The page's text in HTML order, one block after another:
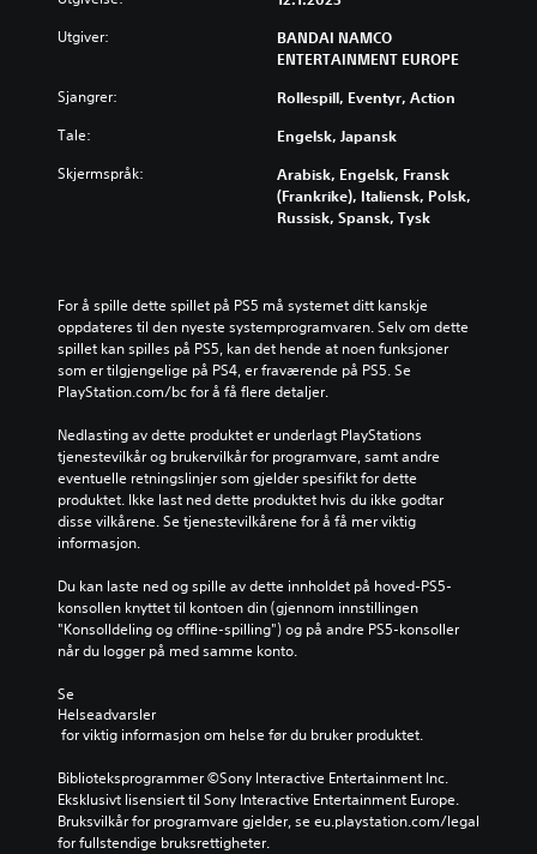
Utgiver:
BANDAI NAMCO
ENTERTAINMENT EUROPE
Sjangrer: Rollespill, Eventyr, Action
Tale: Engelsk, Japansk
Skjermspråk:
Arabisk, Engelsk, Fransk
(Frankrike), Italiensk, Polsk,
Russisk, Spansk, Tysk
For å spille dette spillet på PS5 må systemet ditt kanskje
oppdateres til den nyeste systemprogramvaren. Selv om dette
spillet kan spilles på PS5, kan det hende at noen funksjoner
som er tilgjengelige på PS4, er fraværende på PS5. Se
PlayStation.com/bc for å få flere detaljer.
Nedlasting av dette produktet er underlagt PlayStations
tjenestevilkår og brukervilkår for programvare, samt andre
eventuelle retningslinjer som gjelder spesifikt for dette
produktet. Ikke last ned dette produktet hvis du ikke godtar
disse vilkårene. Se tjenestevilkårene for å få mer viktig
informasjon.
Du kan laste ned og spille av dette innholdet på hoved-PS5-
konsollen knyttet til kontoen din (gjennom innstillingen
"Konsolldeling og offline-spilling") og på andre PS5-konsoller
når du logger på med samme konto.
Se
Helseadvarsler
for viktig informasjon om helse før du bruker produktet.
Biblioteksprogrammer ©Sony Interactive Entertainment Inc.
Eksklusivt lisensiert til Sony Interactive Entertainment Europe.
Bruksvilkår for programvare gjelder, se eu.playstation.com/legal
for fullstendige bruksrettigheter.